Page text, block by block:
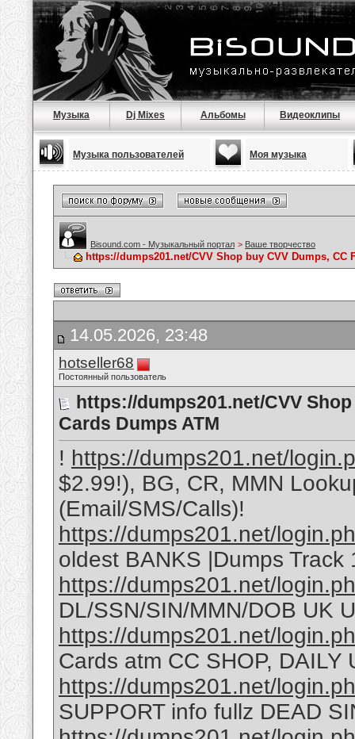
Музыка Dj Mixes Альбомы Видеоклипы
Музыка пользователей Моя музыка
Bisound.com - Музыкальный портал > Ваше творчество
https://dumps201.net/CVV Shop buy CVV Dumps, CC
14.05.2026, 23:48
hotseller68
Постоянный пользователь
https://dumps201.net/CVV
Cards Dumps ATM
! https://dumps201.net/
$2.99!), BG, CR, MMN
(Email/SMS/Calls)!
https://dumps201.net/
oldest BANKS |Dumps
https://dumps201.net/
DL/SSN/SIN/MMN/DOB UK
https://dumps201.net/
Cards atm CC SHOP, DAILY
https://dumps201.net/
SUPPORT info fullz DEAD